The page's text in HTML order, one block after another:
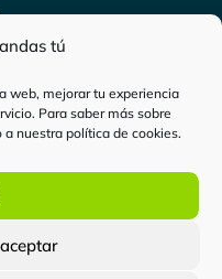
tú
web, mejorar tu experiencia
Para saber más sobre
a nuestra política de cookies.
marca de
Copyright © 2024.